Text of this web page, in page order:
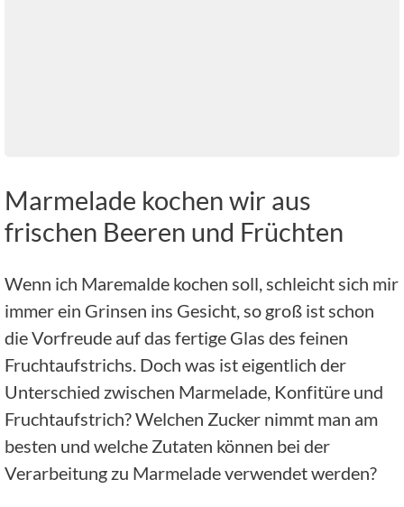
Marmelade kochen wir aus
frischen Beeren und Früchten
Wenn ich Maremalde kochen soll, schleicht sich mir
immer ein Grinsen ins Gesicht, so groß ist schon
die Vorfreude auf das fertige Glas des feinen
Fruchtaufstrichs. Doch was ist eigentlich der
Unterschied zwischen Marmelade, Konfitüre und
Fruchtaufstrich? Welchen Zucker nimmt man am
besten und welche Zutaten können bei der
Verarbeitung zu Marmelade verwendet werden?